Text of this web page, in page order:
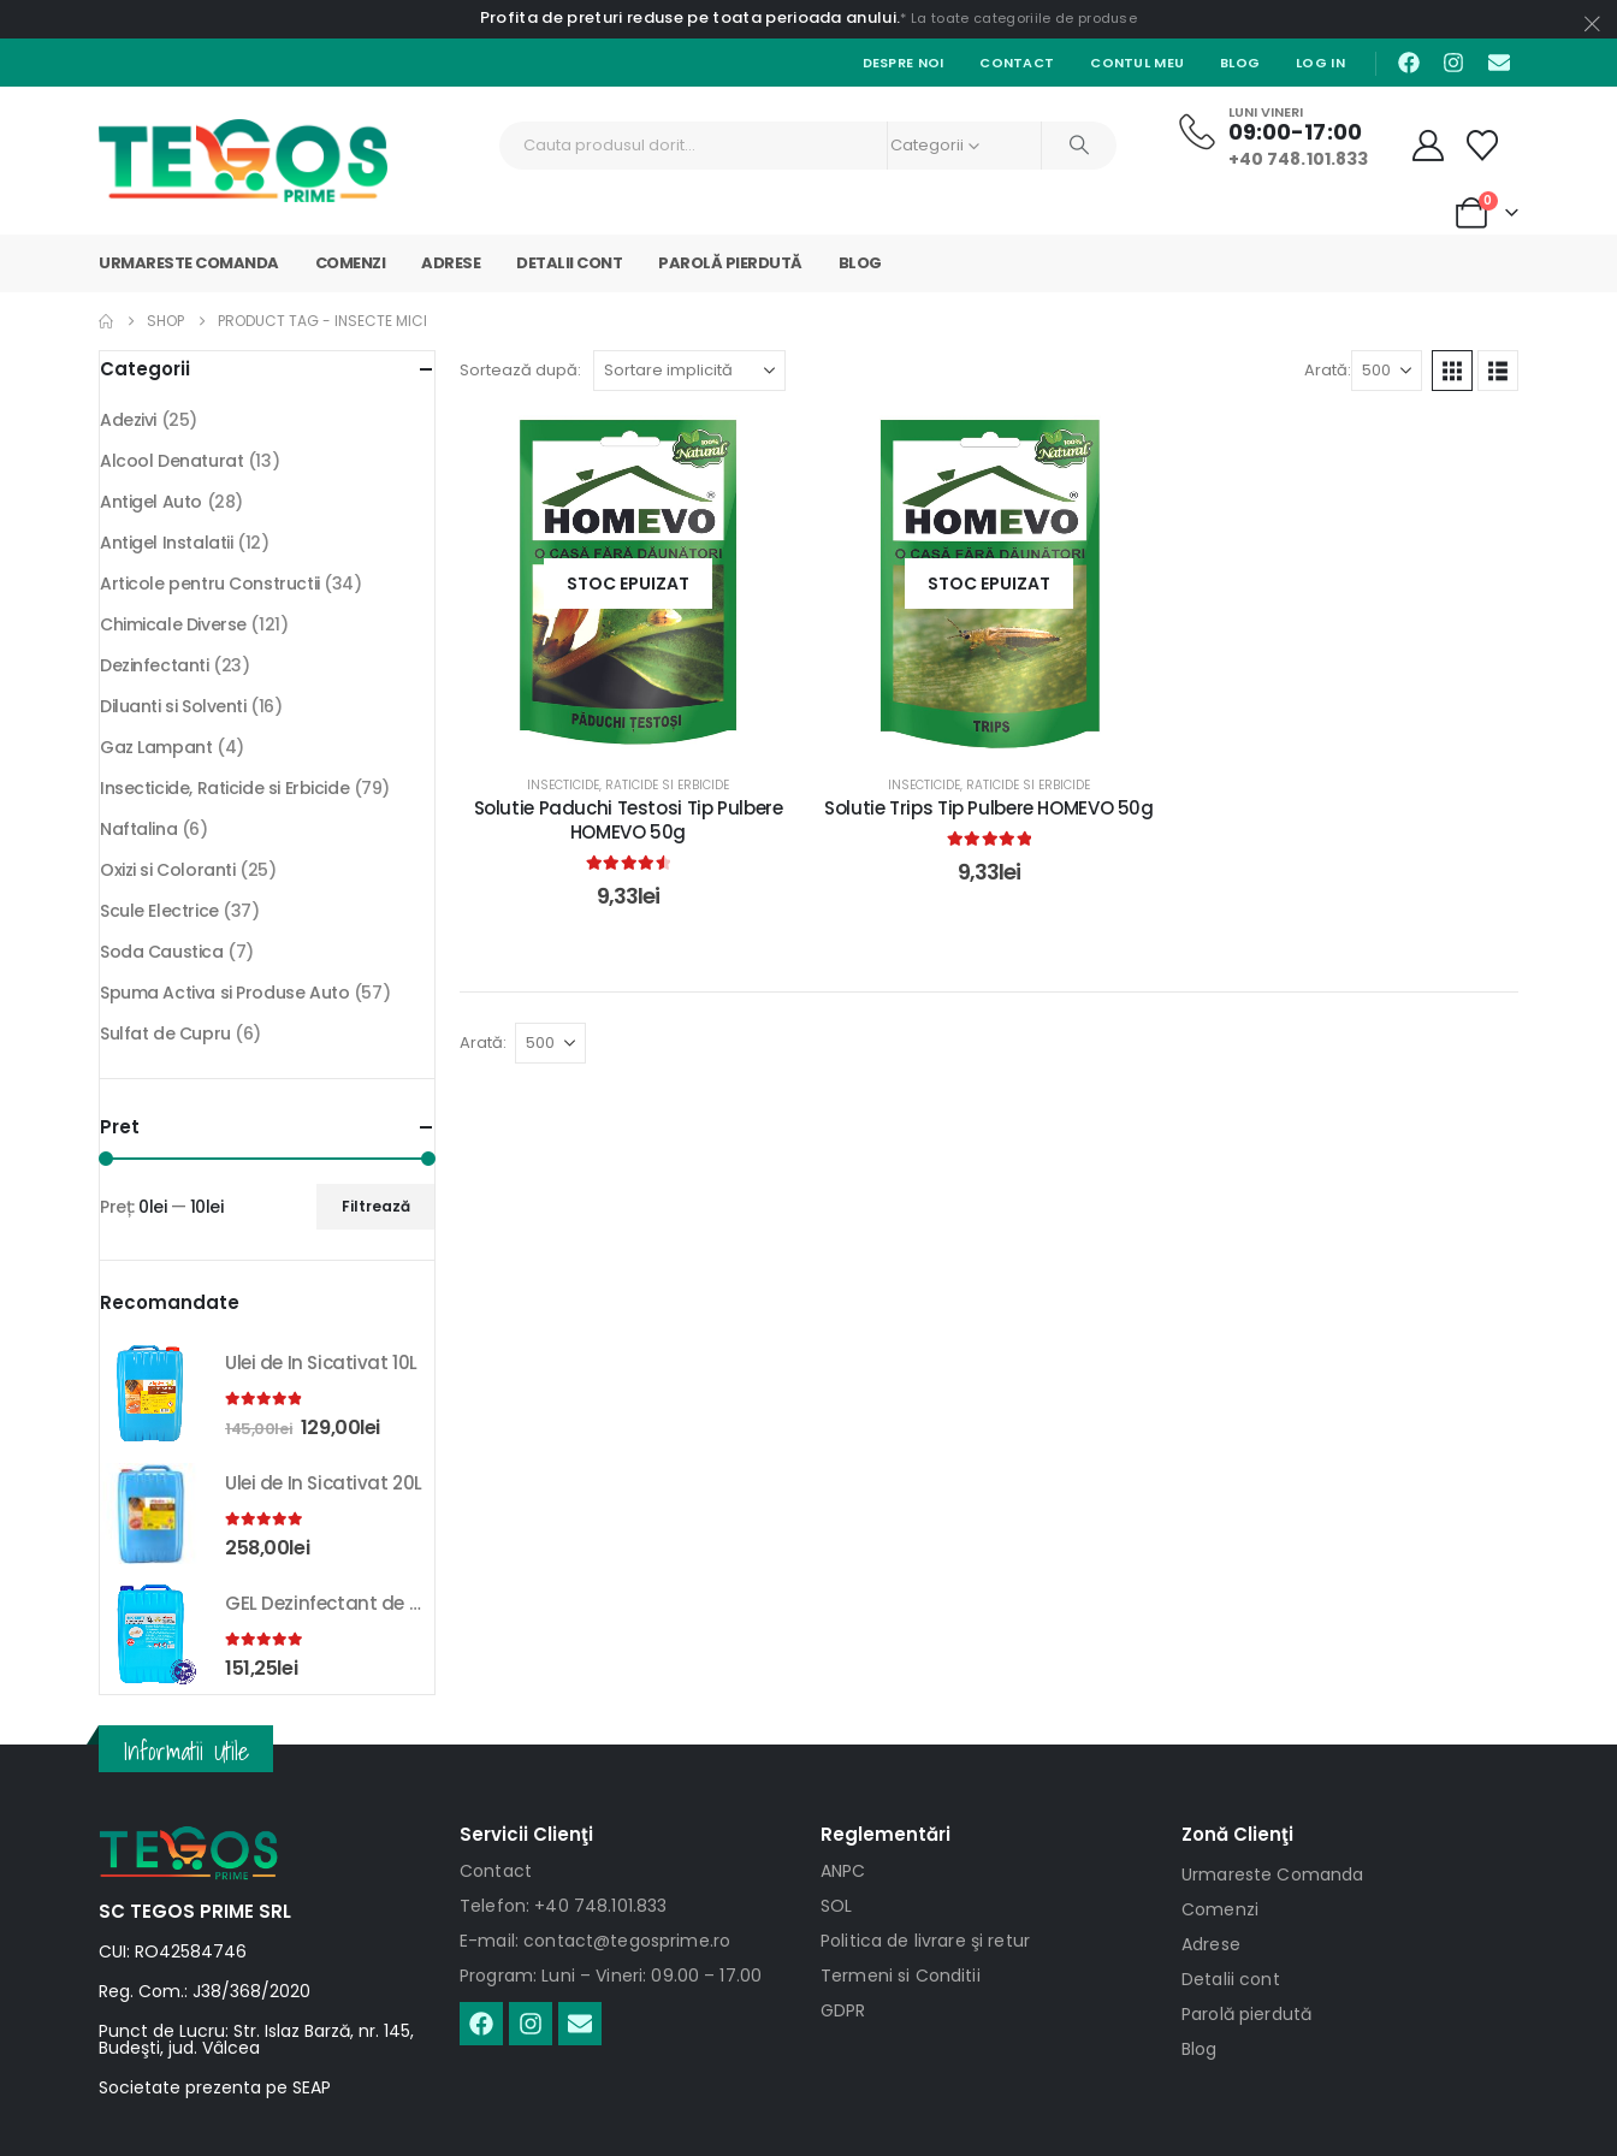
Profita de preturi reduse pe toata perioada anului.* La toate categoriile de produse
DESPRE NOI CONTACT CONTUL MEU BLOG LOG IN
Categorii
LUNI VINERI
09:00-17:00
+40 748.101.833
0
URMARESTE COMANDA COMENZI ADRESE DETALII CONT PAROLĂ PIERDUTĂ BLOG
SHOP PRODUCT TAG - INSECTE MICI
Sortează după: Arată:
STOC EPUIZAT
INSECTICIDE, RATICIDE SI ERBICIDE
Solutie Paduchi Testosi Tip Pulbere
HOMEVO 50g
4.67 out of 5
9,33lei
STOC EPUIZAT
INSECTICIDE, RATICIDE SI ERBICIDE
Solutie Trips Tip Pulbere HOMEVO 50g
5.00 out of 5
9,33lei
Arată:
Categorii
Adezivi (25)
Alcool Denaturat (13)
Antigel Auto (28)
Antigel Instalatii (12)
Articole pentru Constructii (34)
Chimicale Diverse (121)
Dezinfectanti (23)
Diluanti si Solventi (16)
Gaz Lampant (4)
Insecticide, Raticide si Erbicide (79)
Naftalina (6)
Oxizi si Coloranti (25)
Scule Electrice (37)
Soda Caustica (7)
Spuma Activa si Produse Auto (57)
Sulfat de Cupru (6)
Pret
Filtrează
Preț: 0lei— 10lei
Recomandate
Ulei de In Sicativat 10L
out of 5
145,00lei 129,00lei
Ulei de In Sicativat 20L
5.00out of 5
258,00lei
GEL Dezinfectant de Maini K-SEPT 10L
5.00out of 5
151,25lei
Informatii Utile
SC TEGOS PRIME SRL
CUI: RO42584746
Reg. Com.: J38/368/2020
Punct de Lucru: Str. Islaz Barză, nr. 145,
Budeşti, jud. Vâlcea
Societate prezenta pe SEAP
Servicii Clienţi
Contact
Telefon: +40 748.101.833
E-mail: contact@tegosprime.ro
Program: Luni – Vineri: 09.00 – 17.00
Reglementări
ANPC
SOL
Politica de livrare şi retur
Termeni si Conditii
GDPR
Zonă Clienţi
Urmareste Comanda
Comenzi
Adrese
Detalii cont
Parolă pierdută
Blog